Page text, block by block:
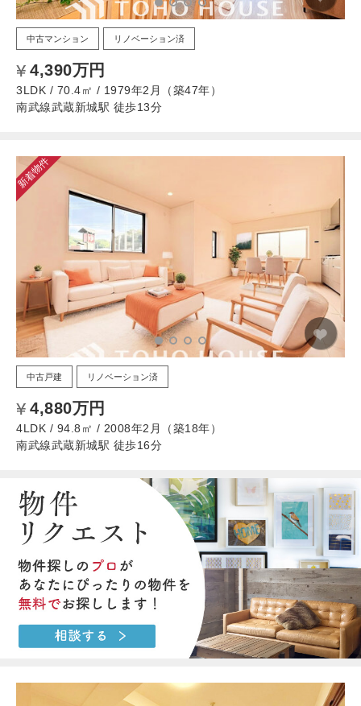
中古マンション リノベーション済
4,390万円
3LDK / 70.4㎡ / 1979年2月（築47年）
南武線武蔵新城駅 徒歩13分
新着物件
中古戸建 リノベーション済
4,880万円
4LDK / 94.8㎡ / 2008年2月（築18年）
南武線武蔵新城駅 徒歩16分